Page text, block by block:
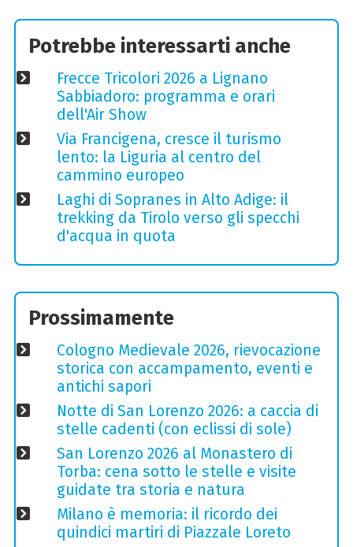
Potrebbe interessarti anche
Frecce Tricolori 2026 a Lignano
Sabbiadoro: programma e orari
dell'Air Show
Via Francigena, cresce il turismo
lento: la Liguria al centro del
cammino europeo
Laghi di Sopranes in Alto Adige: il
trekking da Tirolo verso gli specchi
d'acqua in quota
Prossimamente
Cologno Medievale 2026, rievocazione
storica con accampamento, eventi e
antichi sapori
Notte di San Lorenzo 2026: a caccia di
stelle cadenti (con eclissi di sole)
San Lorenzo 2026 al Monastero di
Torba: cena sotto le stelle e visite
guidate tra storia e natura
Milano è memoria: il ricordo dei
quindici martiri di Piazzale Loreto